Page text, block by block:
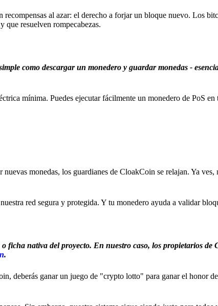
al azar: el derecho a forjar un bloque nuevo. Los
que resuelven rompecabezas.
como descargar un monedero y guardar monedas -
mínima. Puedes ejecutar fácilmente un monedero de PoS
monedas, los guardianes de CloakCoin se relajan. Ya
red segura y protegida. Y tu monedero ayuda a validar
ficha nativa del proyecto. En nuestro caso, los propietarios de
.
deberás ganar un juego de "crypto lotto" para ganar el honor